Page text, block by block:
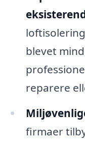
blevet
reparere
firmaer